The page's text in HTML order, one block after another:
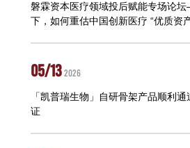
磐霖资本医疗领域投后赋能专场论
下，如何重估中国创新医疗 “优质资
05/132026
「凯普瑞生物」自研骨架产品顺利通
证